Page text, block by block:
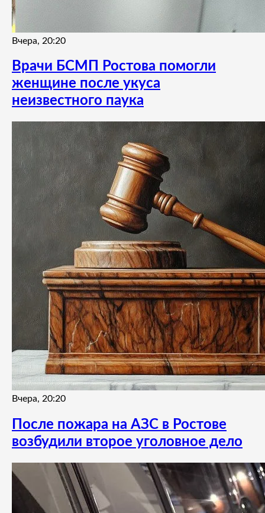
Вчера, 20:20
Врачи БСМП Ростова помогли
женщине после укуса
неизвестного паука
Вчера, 20:20
После пожара на АЗС в Ростове
возбудили второе уголовное дело